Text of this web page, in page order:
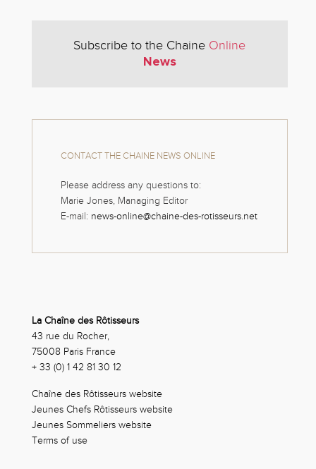
Subscribe to the Chaine Online
News
CONTACT THE CHAINE NEWS ONLINE
Please address any questions to:
Marie Jones, Managing Editor
E-mail: news-online@chaine-des-rotisseurs.net
La Chaîne des Rôtisseurs
43 rue du Rocher,
75008 Paris France
+ 33 (0) 1 42 81 30 12
Chaîne des Rôtisseurs website
Jeunes Chefs Rôtisseurs website
Jeunes Sommeliers website
Terms of use